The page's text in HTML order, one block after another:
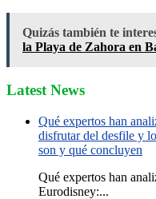
Quizás también te
la Playa de Zahora en
Latest News
Qué expertos han
disfrutar del desfile y
son y qué concluyen
Qué expertos han
Eurodisney:...